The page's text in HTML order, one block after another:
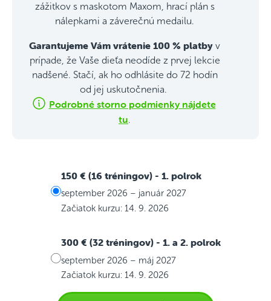
zážitkov s maskotom Maxom, hrací plán s
nálepkami a záverečnú medailu.
Garantujeme Vám vrátenie 100 % platby v
prípade, že Vaše dieťa neodíde z prvej lekcie
nadšené. Stačí, ak ho odhlásite do 72 hodín
od jej uskutočnenia.
Podrobné storno podmienky nájdete
tu.
150 € (16 tréningov) - 1. polrok
september 2026 – január 2027
Začiatok kurzu: 14. 9. 2026
300 € (32 tréningov) - 1. a 2. polrok
september 2026 – máj 2027
Začiatok kurzu: 14. 9. 2026